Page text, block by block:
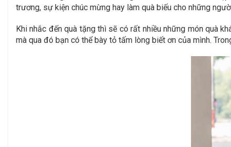
trương, sự kiện chúc mừng hay làm quà biếu cho những
Khi nhắc đến quà tặng thì sẽ có rất nhiều những món quà
mà qua đó bạn có thể bày tỏ tấm lòng biết ơn của mình.